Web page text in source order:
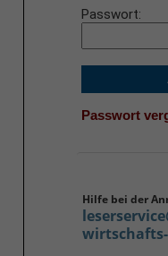
Passwort
Passwort
Hilfe bei der